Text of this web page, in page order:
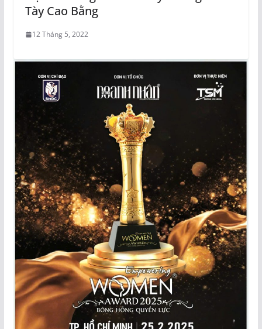
Tày Cao Bằng
12 Tháng 5, 2022